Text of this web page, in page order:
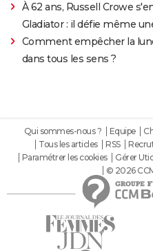
À 62 ans, Russell Crowe
Gladiator : il défie même
Comment empêcher la
dans tous les sens ?
Qui sommes-nous ? Equipe
Tous les articles
RSS
Paramétrer les cookies
Gérer
© 2026